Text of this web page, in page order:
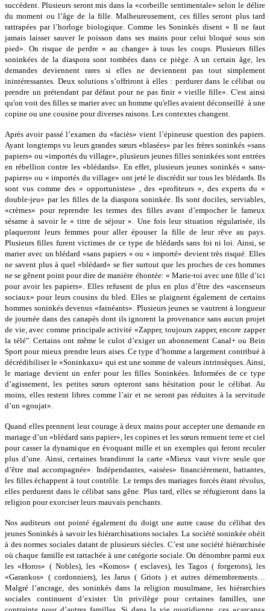
succèdent. Plusieurs seront mis dans la «corbeille sentimentale» selon le délire
du moment ou l’âge de la fille. Malheureusement, ces filles seront plus tard
rattrapées par l’horloge biologique. Comme les Soninkés disent « Il ne faut
jamais laisser sauver le poisson dans ses mains pour celui bloqué sous son
pied». On risque de perdre « au change» à tous les coups. Plusieurs filles
soninkées de la diaspora sont tombées dans ce piège. A un certain âge, les
demandes deviennent rares si elles ne deviennent pas tout simplement
inintéressantes. Deux solutions s’offriront à elles : perdurer dans le célibat ou
prendre un prétendant par défaut pour ne pas finir « vieille fille». C'est ainsi
qu'on voit des filles se marier avec un homme qu'elles avaient déconseillé à une
copine ou une cousine pour diverses raisons. Les contextes changent.
Après avoir passé l’examen du «faciès» vient l’épineuse question des papiers.
Ayant longtemps vu leurs grandes sœurs «blasées» par les frères soninkés «sans
papiers» ou «importés du village», plusieurs jeunes filles soninkées sont entrées
en rébellion contre les «blédards». En effet, plusieurs jeunes soninkés « sans-
papiers» ou « importés du village» ont jeté le discrédit sur tous les blédards. Ils
sont vus comme des « opportunistes» , des «profiteurs », des experts du «
double-jeu» par les filles de la diaspora soninkée. Ils sont dociles, serviables,
«crèmes» pour reprendre les termes des filles avant d’empocher le fameux
sésame à savoir le « titre de séjour ». Une fois leur situation régularisée, ils
plaqueront leurs femmes pour aller épouser la fille de leur rêve au pays.
Plusieurs filles furent victimes de ce type de blédards sans foi ni loi. Ainsi, se
marier avec un blédard «sans papiers » ou « importé» devient très risqué. Elles
ne savent plus à quel «blédard» se fier surtout que les proches de ces hommes
ne se gênent point pour dire de manière éhontée: « Marie-toi avec une fille d’ici
pour avoir les papiers». Elles refusent de plus en plus d’être des «ascenseurs
sociaux» pour leurs cousins du bled. Elles se plaignent également de certains
hommes soninkés devenus «fainéants». Plusieurs jeunes se vautrent à longueur
de journée dans des canapés dont ils ignorent la provenance sans aucun projet
de vie, avec comme principale activité «Zapper, toujours zapper, encore zapper
la télé". Certains ont même le culot d’exiger un abonnement Canal+ ou Bein
Sport pour mieux prendre leurs aises. Ce type d’homme a largement contribué à
décrédibiliser le «Soninkaxu» qui est une somme de valeurs intrinsèques. Ainsi,
le mariage devient un enfer pour les filles Soninkées. Informées de ce type
d’agissement, les petites sœurs opteront sans hésitation pour le célibat. Au
moins, elles restent libres comme l’air et ne seront pas réduites à la servitude
d’un «goujat».
Quand elles prennent leur courage à deux mains pour accepter une demande en
mariage d’un «blédard sans papier», les copines et les sœurs remuent terre et ciel
pour casser la dynamique en évoquant mille et un exemples qui feront reculer
plus d’une. Ainsi, certaines brandiront la carte «Mieux vaut vivre seule que
d’être mal accompagnée». Indépendantes, «aisées» financièrement, battantes,
les filles échappent à tout contrôle. Le temps des mariages forcés étant révolus,
elles perdurent dans le célibat sans gêne. Plus tard, elles se réfugieront dans la
religion pour exorciser leurs mauvais penchants.
Nos auditeurs ont pointé également du doigt une autre cause du célibat des
jeunes Soninkés à savoir les hiérarchisations sociales. La société soninkée obéit
à des normes sociales datant de plusieurs siècles. C’est une société hiérarchisée
où chaque famille est rattachée à une catégorie sociale. On dénombre parmi eux
les «Horos» ( Nobles), les «Komos» ( esclaves), les Tagos ( forgerons), les
«Garankos» ( cordonniers), les Jarus ( Griots ) et autres démembrements…
Malgré l’ancrage, des soninkés dans la religion musulmane, les hiérarchies
sociales continuent d’exister. Un privilège pour certaines familles, une